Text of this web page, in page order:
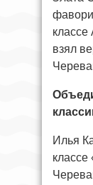
взял
Илья